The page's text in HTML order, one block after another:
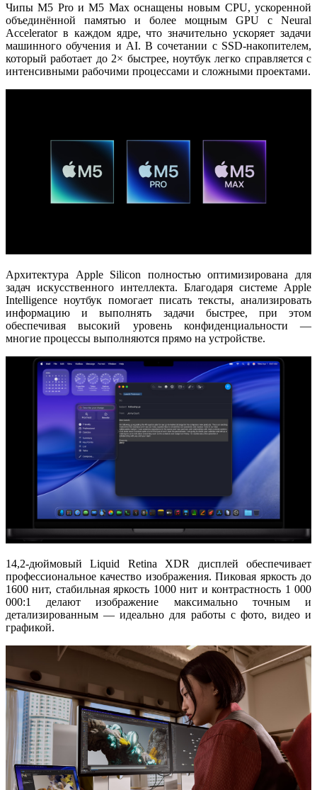
ЧипыM5 Pro и M5 Maxоснащены новым CPU, ускоренной
объединённой памятью и более мощным GPU с Neural
Accelerator в каждом ядре, что значительно ускоряет задачи
машинного обучения и AI. В сочетании с SSD-накопителем,
который работает до 2× быстрее, ноутбук легко справляется с
интенсивными рабочими процессами и сложными проектами.
Архитектура Apple Silicon полностью оптимизирована для
задач искусственного интеллекта. Благодаря системе Apple
Intelligence ноутбук помогает писать тексты, анализировать
информацию и выполнять задачи быстрее, при этом
обеспечивая высокий уровень конфиденциальности —
многие процессы выполняются прямо на устройстве.
14,2-дюймовый Liquid Retina XDR дисплей обеспечивает
профессиональное качество изображения. Пиковая яркость до
1600 нит, стабильная яркость 1000 нит и контрастность 1 000
000:1
делают изображение максимально точным и
детализированным — идеально для работы с фото, видео и
графикой.